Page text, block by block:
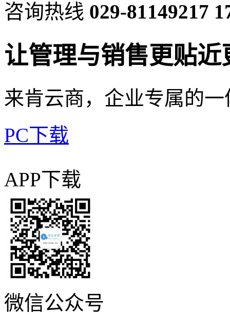
咨询热线 029-81149217
让管理与销售更贴近
来肯云商，企业专属的一
PC下载
APP下载
微信公众号